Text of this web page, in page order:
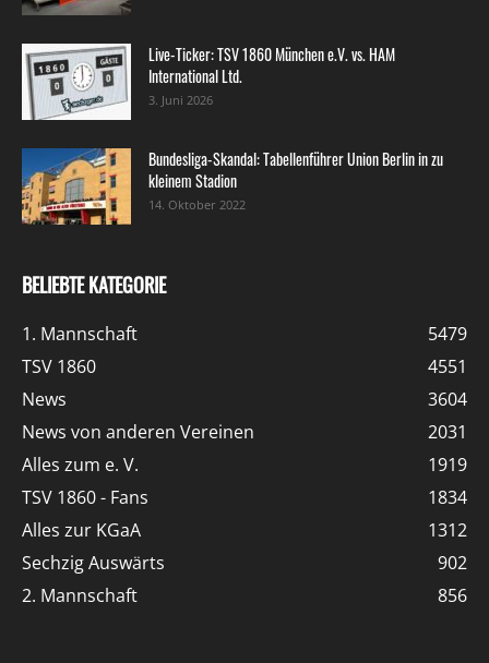
Live-Ticker: TSV 1860 München e.V. vs. HAM
International Ltd.
3. Juni 2026
Bundesliga-Skandal: Tabellenführer Union Berlin in zu
kleinem Stadion
14. Oktober 2022
BELIEBTE KATEGORIE
1. Mannschaft
5479
TSV 1860
4551
News
3604
News von anderen Vereinen
2031
Alles zum e. V.
1919
TSV 1860 - Fans
1834
Alles zur KGaA
1312
Sechzig Auswärts
902
2. Mannschaft
856